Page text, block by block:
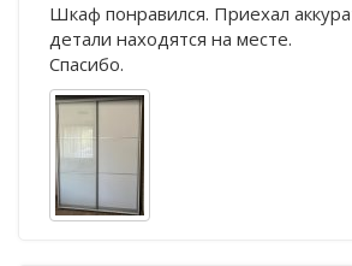
Шкаф понравился. Приехал
детали находятся на месте.
Спасибо.